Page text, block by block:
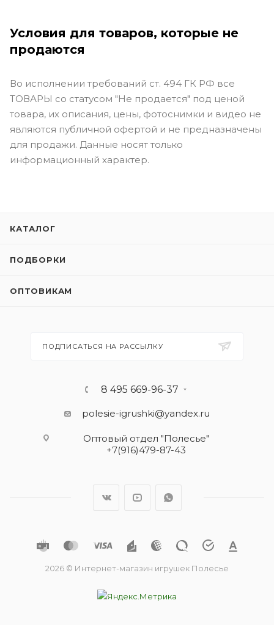
Условия для товаров, которые не
продаются
Во исполнении требований ст. 494 ГК РФ все
ТОВАРЫ со статусом "Не продается" под ценой
товара, их описания, цены, фотоснимки и видео не
являются публичной офертой и не предназначены
для продажи. Данные носят только
информационный характер.
КАТАЛОГ
ПОДБОРКИ
ОПТОВИКАМ
ПОДПИСАТЬСЯ НА РАССЫЛКУ
8 495 669-96-37
polesie-igrushki@yandex.ru
Оптовый отдел "Полесье"
+7(916)479-87-43
2026 © Интернет-магазин игрушек Полесье